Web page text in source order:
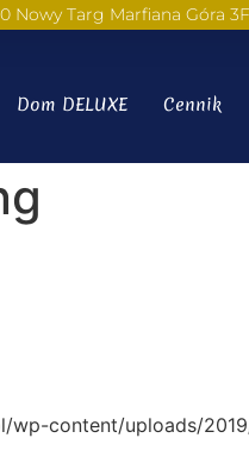
Nowy Targ Marfiana Góra 3F
Dom DELUXE Cennik
wp-content/uploads/